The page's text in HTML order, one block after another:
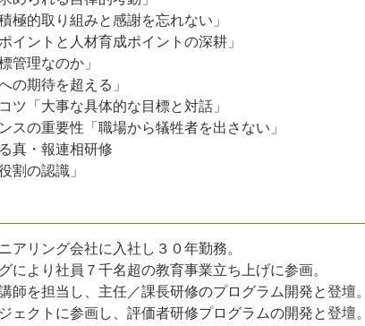
極的取り組みと感謝を忘れない」
イントと人材育成ポイントの深耕」
管理なのか」
の期待を超える」
ツ「大事な具体的な目標と対話」
スの重要性「職場から犠牲者を出さない」
真・報連相研修
割の認識」
アリング会社に入社し３０年勤務。
により社員７千名超の教育事業立ち上げに参画。
師を担当し、主任／課長研修のプログラム開発と登壇。
ェクトに参画し、評価者研修プログラムの開発と登壇。